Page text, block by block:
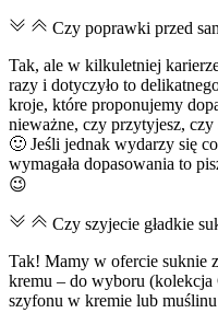
Czy poprawki przed
Tak, ale w kilkuletniej
razy i dotyczyło to
kroje, które proponujemy
nieważne, czy przytyjesz, czy
🙂 Jeśli jednak wydarzy się
wymagała dopasowania to
😉
Czy szyjecie gładkie
Tak! Mamy w ofercie suknie
kremu – do wyboru (kolekcja
szyfonu w kremie lub